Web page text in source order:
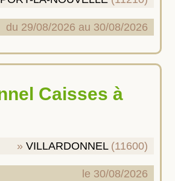
du 29/08/2026 au 30/08/2026
VILLARDONNEL(11600)
le 30/08/2026